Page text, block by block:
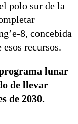
polo sur de la
8, concebida
recursos.
lunar
de llevar
de 2030.